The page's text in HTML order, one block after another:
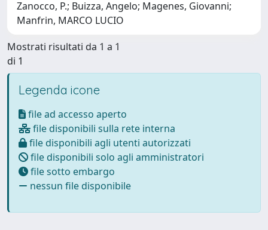
Zanocco, P.; Buizza, Angelo; Magenes, Giovanni;
Manfrin, MARCO LUCIO
Mostrati risultati da 1 a 1
di 1
Legenda icone
file ad accesso aperto
file disponibili sulla rete interna
file disponibili agli utenti autorizzati
file disponibili solo agli amministratori
file sotto embargo
nessun file disponibile